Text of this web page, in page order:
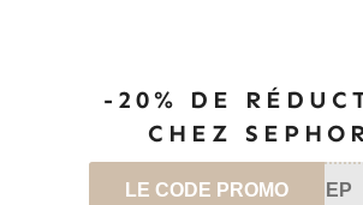
-20% DE
CHEZ
LE CODE PROMO SEP